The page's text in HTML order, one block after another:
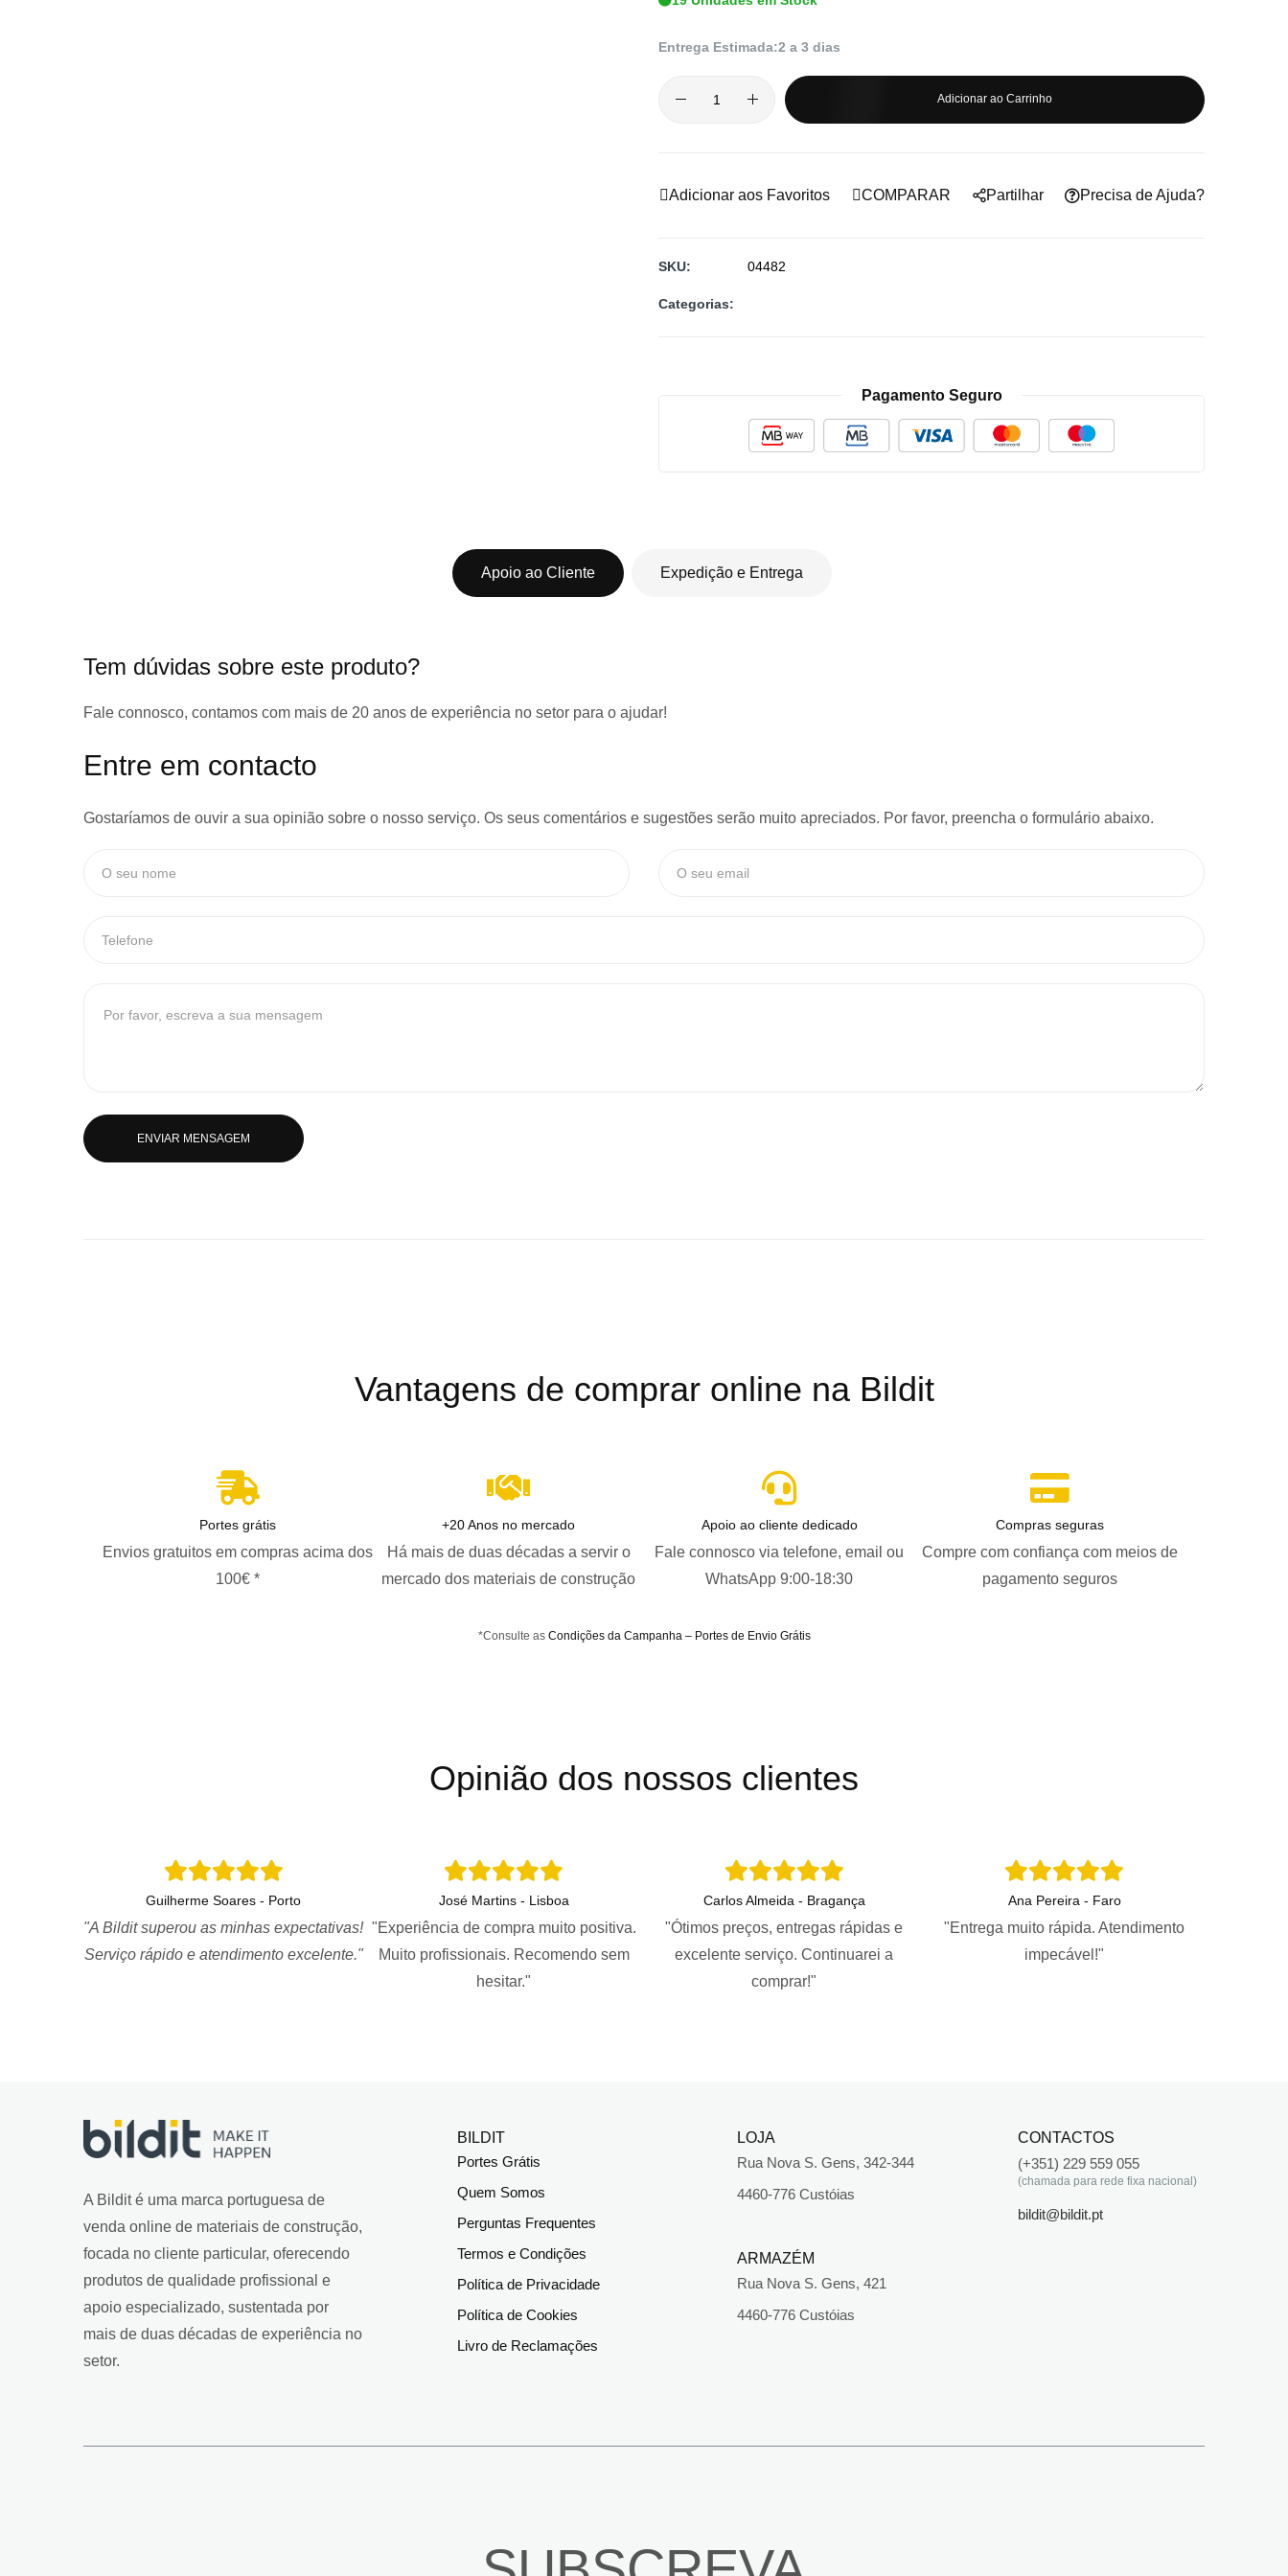
Entrega Estimada:2 a 3 dias
Adicionar ao Carrinho
Adicionar aos Favoritos COMPARAR Precisa de Ajuda?
Partilhar
SKU 04482
Categorias:
Pagamento Seguro
Apoio ao Cliente
Tem dúvidas sobre este produto?
Fale connosco, contamos com mais de 20 anos de experiência no setor para o ajudar!
Entre em contacto
Gostaríamos de ouvir a sua opinião sobre o nosso serviço. Os seus comentários e sugestões serão muito apreciados. Por favor, preencha o formulário abaixo.
ENVIAR MENSAGEM
Expedição e Entrega
Vantagens de comprar online na Bildit
Portes grátis
Envios gratuitos em compras acima dos
100€ *
+20 Anos no mercado
Há mais de duas décadas a servir o
mercado dos materiais de construção
Apoio ao cliente dedicado
Fale connosco via telefone, email ou
WhatsApp 9:00-18:30
Compras seguras
Compre com confiança com meios de
pagamento seguros
*Consulte as Condições da Campanha – Portes de Envio Grátis
Opinião dos nossos clientes
Guilherme Soares - Porto
"A Bildit superou as minhas expectativas!
Serviço rápido e atendimento excelente."
José Martins - Lisboa
"Experiência de compra muito positiva.
Muito profissionais. Recomendo sem
hesitar."
Carlos Almeida - Bragança
"Ótimos preços, entregas rápidas e
excelente serviço. Continuarei a
comprar!"
Ana Pereira - Faro
"Entrega muito rápida. Atendimento
impecável!"
A Bildit é uma marca portuguesa de
venda online de materiais de construção,
focada no cliente particular, oferecendo
produtos de qualidade profissional e
apoio especializado, sustentada por
mais de duas décadas de experiência no
setor.
BILDIT
Portes Grátis
Quem Somos
Perguntas Frequentes
Termos e Condições
Política de Privacidade
Política de Cookies
Livro de Reclamações
LOJA
Rua Nova S. Gens, 342-344
4460-776 Custóias
ARMAZÉM
Rua Nova S. Gens, 421
4460-776 Custóias
CONTACTOS
(+351) 229 559 055
(chamada para rede fixa nacional)
bildit@bildit.pt